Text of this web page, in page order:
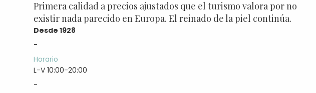
Primera calidad a precios ajustados que el turismo valora por no
existir nada parecido en Europa. El reinado de la piel continúa.
Desde 1928
-
Horario
L-V 10:00-20:00
-